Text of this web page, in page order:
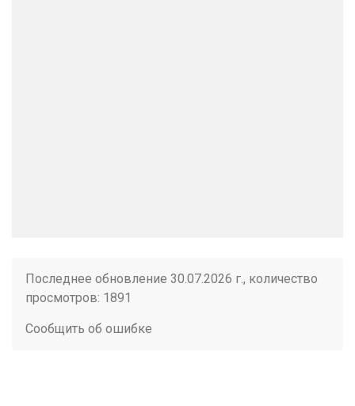
Последнее обновление 30.07.2026 г., количество
просмотров: 1891
Сообщить об ошибке